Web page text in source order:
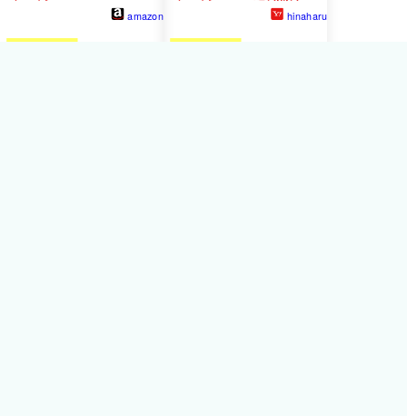
amazon
XXXXXbrandガリガリウォ
hinaharu
XXXXXbrandマナーウェア